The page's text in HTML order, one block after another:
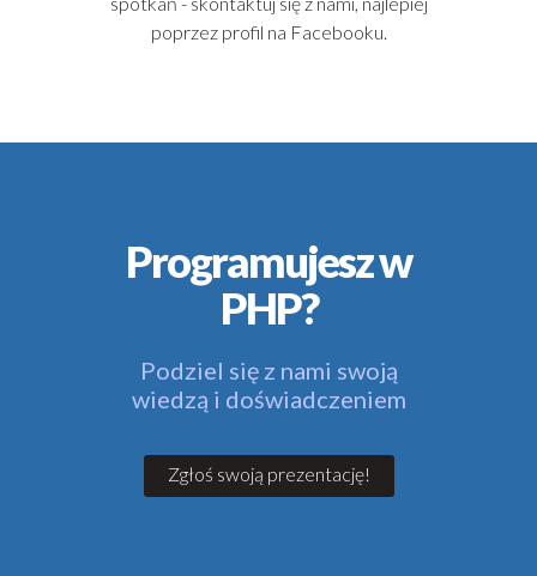
poprzez profil na Facebooku.
Programujesz w
PHP?
Podziel się z nami swoją
wiedzą i doświadczeniem
Zgłoś swoją prezentację!